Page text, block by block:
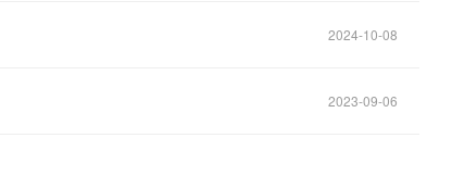
2024-10-08
2023-09-06